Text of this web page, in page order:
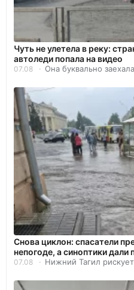
Чуть не улетела в реку:
автоледи попала на видео
07.08 Она буквально
Снова циклон: спасатели
непогоде, а синоптики дали
07.08 Нижний Тагил